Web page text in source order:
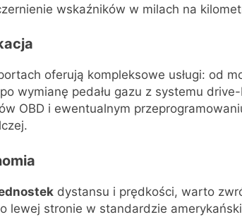
wskaźników w milach na
oferują kompleksowe usługi: od
wymianę pedału gazu z systemu
OBD i ewentualnym
dystansu i prędkości, warto
lewej stronie w standardzie